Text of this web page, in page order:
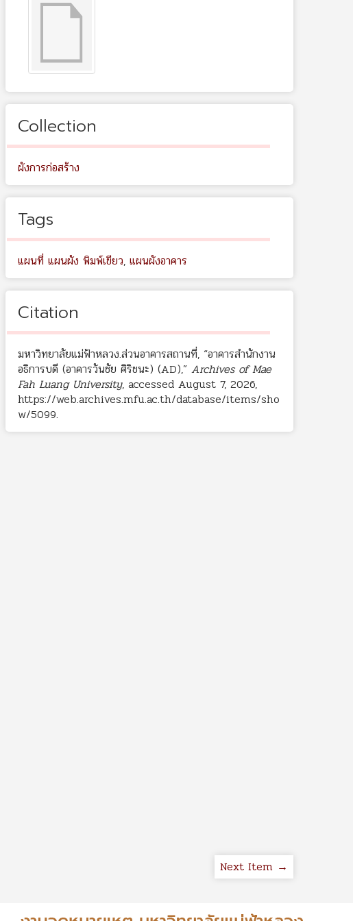
Collection
ผังการก่อสร้าง
Tags
แผนที่ แผนผัง พิมพ์เขียว, แผนผังอาคาร
Citation
มหาวิทยาลัยแม่ฟ้าหลวง.ส่วนอาคารสถานที่, “อาคารสำนักงาน
อธิการบดี (อาคารวันชัย ศิริชนะ) (AD),” Archives of Mae
Fah Luang University, accessed August 7, 2026,
https://web.archives.mfu.ac.th/database/items/sho
w/5099.
Next Item →